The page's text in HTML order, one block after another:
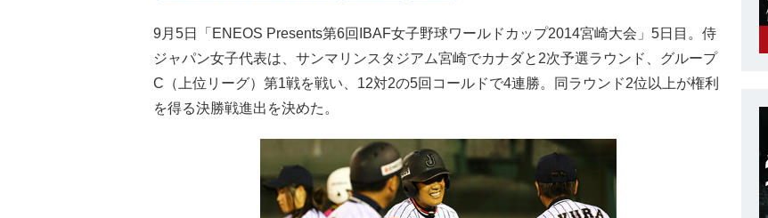
9月5日「ENEOS Presents第6回IBAF女子野球ワールドカップ2014宮崎大会」5日目。侍
ジャパン女子代表は、サンマリンスタジアム宮崎でカナダと2次予選ラウンド、グループ
C（上位リーグ）第1戦を戦い、12対2の5回コールドで4連勝。同ラウンド2位以上が権利
を得る決勝戦進出を決めた。